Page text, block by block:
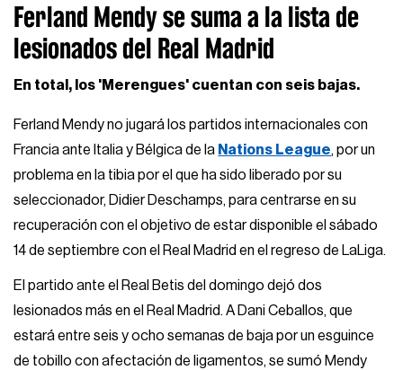
Ferland Mendy se suma a la lista de
lesionados del Real Madrid
En total, los 'Merengues' cuentan con seis bajas.
Ferland Mendy no jugará los partidos internacionales con
Francia ante Italia y Bélgica de la Nations League, por un
problema en la tibia por el que ha sido liberado por su
seleccionador, Didier Deschamps, para centrarse en su
recuperación con el objetivo de estar disponible el sábado
14 de septiembre con el Real Madrid en el regreso de LaLiga.
El partido ante el Real Betis del domingo dejó dos
lesionados más en el Real Madrid. A Dani Ceballos, que
estará entre seis y ocho semanas de baja por un esguince
de tobillo con afectación de ligamentos, se sumó Mendy